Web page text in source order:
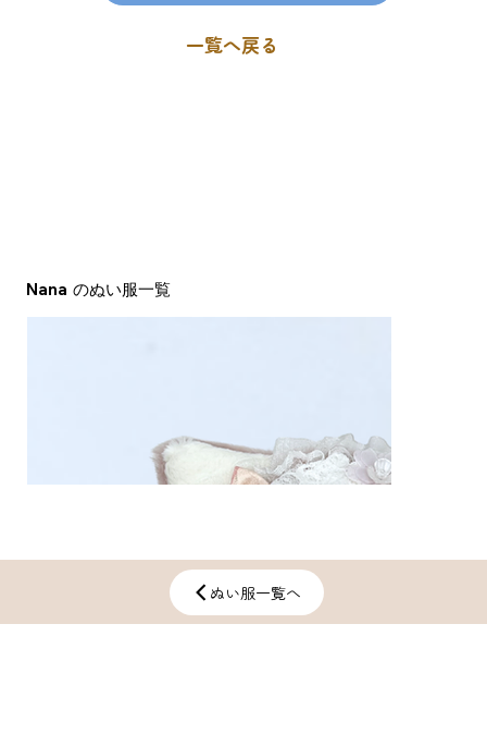
一覧へ戻る
Nana ​のぬい服一覧
ぬい服一覧へ